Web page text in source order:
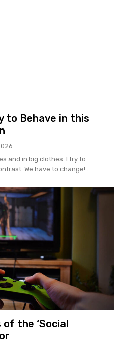
to Behave in this
and in big clothes. I try to
We have to change!...
the ‘Social